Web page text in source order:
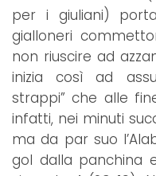
per i giuliani)
gialloneri
non riuscire ad
inizia così ad
strappi” che alle
infatti, nei minuti
ma da par suo
gol dalla panchina